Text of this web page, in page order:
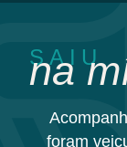
SAIU
na
foram